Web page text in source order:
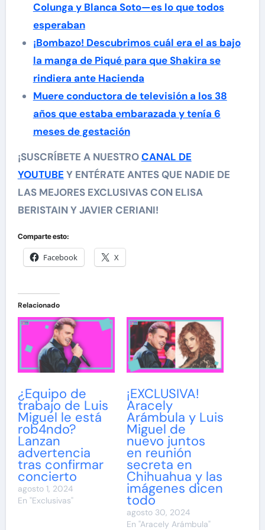
Colunga y Blanca Soto—es lo que todos
esperaban
¡Bombazo! Descubrimos cuál era el as bajo
la manga de Piqué para que Shakira se
rindiera ante Hacienda
Muere conductora de televisión a los 38
años que estaba embarazada y tenía 6
meses de gestación
¡SUSCRÍBETE A NUESTROCANAL DE
YOUTUBE Y ENTÉRATE ANTES QUE NADIE DE
LAS MEJORES EXCLUSIVAS CON ELISA
BERISTAIN Y JAVIER CERIANI!
Comparte esto:
Facebook X
Relacionado
¿Equipo de
trabajo de Luis
Miguel le está
rob4ndo?
Lanzan
advertencia
tras confirmar
concierto
agosto 1, 2024
En "Exclusivas"
¡EXCLUSIVA!
Aracely
Arámbula y Luis
Miguel de
nuevo juntos
en reunión
secreta en
Chihuahua y las
imágenes dicen
todo
agosto 30, 2024
En "Aracely Arámbula"